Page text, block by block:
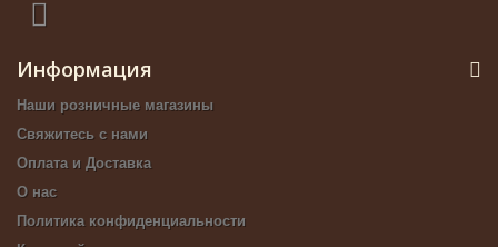
Информация
Наши розничные магазины
Свяжитесь с нами
Оплата и Доставка
О нас
Политика конфиденциальности